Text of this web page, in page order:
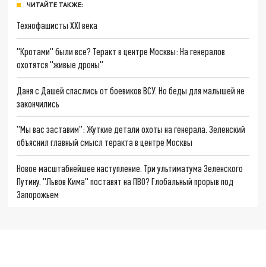
ЧИТАЙТЕ ТАКЖЕ:
Технофашисты XXI века
"Кротами" были все? Теракт в центре Москвы: На генералов
охотятся "живые дроны"
Даня с Дашей спаслись от боевиков ВСУ. Но беды для малышей не
закончились
"Мы вас заставим": Жуткие детали охоты на генерала. Зеленский
объяснил главный смысл теракта в центре Москвы
Новое масштабнейшее наступление. Три ультиматума Зеленского
Путину. "Львов Кима" поставят на ПВО? Глобальный прорыв под
Запорожьем